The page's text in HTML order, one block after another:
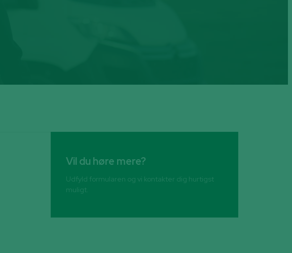
Vil du høre mere?
Udfyld formularen og vi kontakter dig hurtigst
muligt.